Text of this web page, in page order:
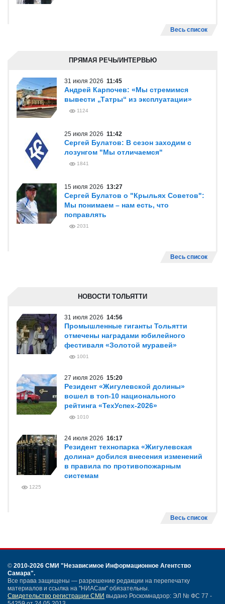
Весь список
ПРЯМАЯ РЕЧЬ/ИНТЕРВЬЮ
31 июля 2026 11:45
Андрей Карпочев: «Мы стремимся
вывести „Татры“ из эксплуатации»
1124
25 июля 2026 11:42
Сергей Булатов: В сезон заходим с
лозунгом "Мы отличаемся"
1841
15 июля 2026 13:27
Сергей Булатов о "Крыльях Советов":
Мы понимаем – нам есть, что
поправлять
2031
Весь список
НОВОСТИ ТОЛЬЯТТИ
31 июля 2026 14:56
Промышленные гиганты Тольятти
отмечены наградами юбилейного
фестиваля «Золотой муравей»
1001
27 июля 2026 15:20
Резидент «Жигулевской долины»
вошел в топ-10 национального
рейтинга «ТехУспех-2026»
1010
24 июля 2026 16:17
Резидент технопарка «Жигулевская
долина» добился внесения изменений
в правила по противопожарным
системам
1225
Весь список
© 2010-2026 СМИ "Независимое Информационное Агентство
Самара".
Все права защищены — разрешение редакции на перепечатку
материалов и ссылка на "НИАСам" обязательны.
Свидетельство регистрации СМИ выдано Роскомнадзор: ЭЛ № ФС 77 -